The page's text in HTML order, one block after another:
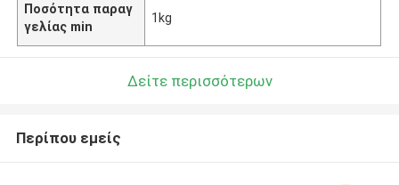
Ποσότητα παραγ
γελίας min
1kg
Δείτε περισσότερων
Περίπου εμείς